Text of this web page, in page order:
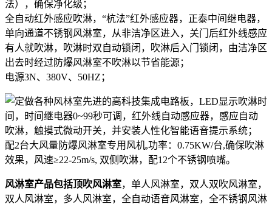
法），确保净化级；
全自动红外感应吹淋，“杭法”红外感应器，正泰中间继电器，
单向通道不锈钢风淋室，从非洁净区进入，关门后红外线感应
有人就吹淋，吹淋时双自动锁闭，吹淋后入门锁闭，由洁净区
出去时经过防爆风淋室不吹淋以节省能源；
电源3N、380V、50HZ；
先进的高科技集成电路板，LED显示吹淋时
间，时间继电器0~99秒可调，红外线自动感应器，感应自动
吹淋，触摸式微动开关，并安装人性化智能语音提示系统；
配2台大风量防爆风淋室专用风机,功率：0.75KW/台,确保吹淋
效果，风速≥22-25m/s, 双侧吹淋，配12个不锈钢喷嘴。
风淋室产品包括顶吹风淋室，单人风淋室，双人双吹风淋室，
双人风淋室，多人风淋室，全自动语音风淋室，全不锈钢风淋